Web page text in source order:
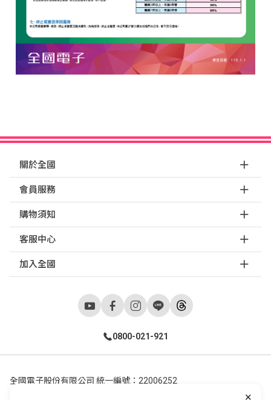
關於全國
會員服務
購物須知
客服中心
加入全國
0800-021-921
全國電子股份有限公司 統一編號：22006252
×